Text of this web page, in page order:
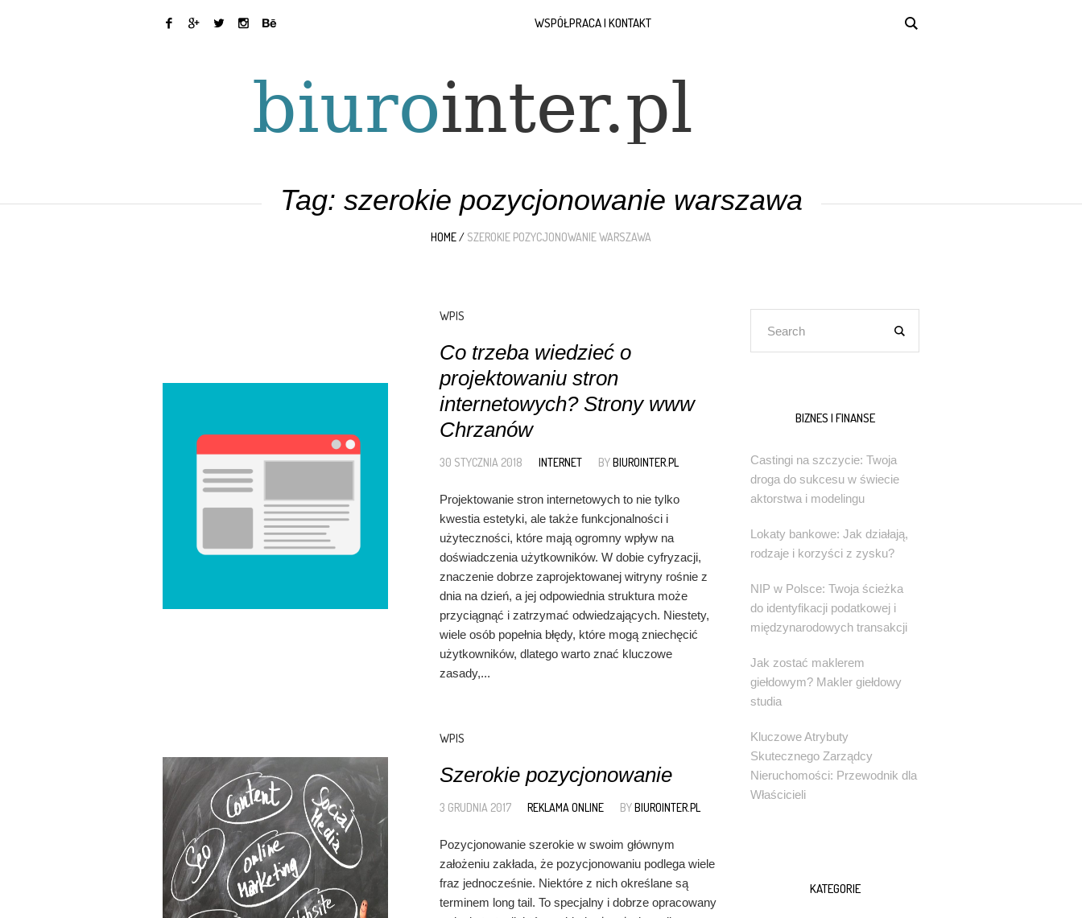
WSPÓŁPRACA I KONTAKT
Tag: szerokie pozycjonowanie warszawa
HOME/ SZEROKIE POZYCJONOWANIE WARSZAWA
WPIS
Co trzeba wiedzieć o
projektowaniu stron
internetowych? Strony www
Chrzanów
30 STYCZNIA 2018 INTERNET BYBIUROINTER.PL
Projektowanie stron internetowych to nie tylko
kwestia estetyki, ale także funkcjonalności i
użyteczności, które mają ogromny wpływ na
doświadczenia użytkowników. W dobie cyfryzacji,
znaczenie dobrze zaprojektowanej witryny rośnie z
dnia na dzień, a jej odpowiednia struktura może
przyciągnąć i zatrzymać odwiedzających. Niestety,
wiele osób popełnia błędy, które mogą zniechęcić
użytkowników, dlatego warto znać kluczowe
zasady,...
WPIS
Szerokie pozycjonowanie
3 GRUDNIA 2017 REKLAMA ONLINE BYBIUROINTER.PL
Pozycjonowanie szerokie w swoim głównym
założeniu zakłada, że pozycjonowaniu podlega wiele
fraz jednocześnie. Niektóre z nich określane są
terminem long tail. To specjalny i dobrze opracowany
BIZNES I FINANSE
Castingi na szczycie: Twoja
droga do sukcesu w świecie
aktorstwa i modelingu
Lokaty bankowe: Jak działają,
rodzaje i korzyści z zysku?
NIP w Polsce: Twoja ścieżka
do identyfikacji podatkowej i
międzynarodowych transakcji
Jak zostać maklerem
giełdowym? Makler giełdowy
studia
Kluczowe Atrybuty
Skutecznego Zarządcy
Nieruchomości: Przewodnik dla
Właścicieli
KATEGORIE